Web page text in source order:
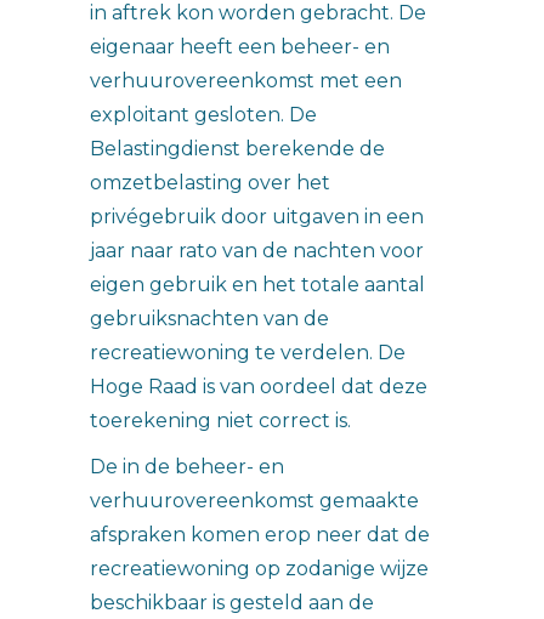
in aftrek kon worden gebracht. De
eigenaar heeft een beheer- en
verhuurovereenkomst met een
exploitant gesloten. De
Belastingdienst berekende de
omzetbelasting over het
privégebruik door uitgaven in een
jaar naar rato van de nachten voor
eigen gebruik en het totale aantal
gebruiksnachten van de
recreatiewoning te verdelen. De
Hoge Raad is van oordeel dat deze
toerekening niet correct is.
De in de beheer- en
verhuurovereenkomst gemaakte
afspraken komen erop neer dat de
recreatiewoning op zodanige wijze
beschikbaar is gesteld aan de